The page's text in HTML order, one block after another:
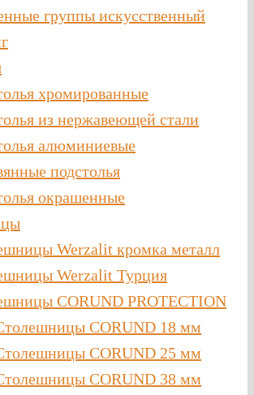
группы искусственный
хромированные
из нержавеющей стали
алюминиевые
подстолья
окрашенные
Werzalit кромка металл
Werzalit Турция
CORUND PROTECTION
CORUND 18 мм
CORUND 25 мм
CORUND 38 мм